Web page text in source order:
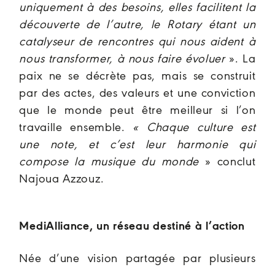
uniquement à des besoins, elles facilitent la
découverte de l’autre, le Rotary étant un
catalyseur de rencontres qui nous aident à
nous transformer, à nous faire évoluer». La
paix ne se décrète pas, mais se construit
par des actes, des valeurs et une conviction
que le monde peut être meilleur si l’on
travaille ensemble. « Chaque culture est
une note, et c’est leur harmonie qui
compose la musique du monde » conclut
Najoua Azzouz.
MediAlliance, un réseau destiné à l’action
Née d’une vision partagée par plusieurs